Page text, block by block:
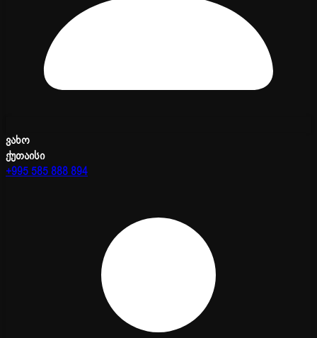
ვახო
ქუთაისი
+995 585 888 894